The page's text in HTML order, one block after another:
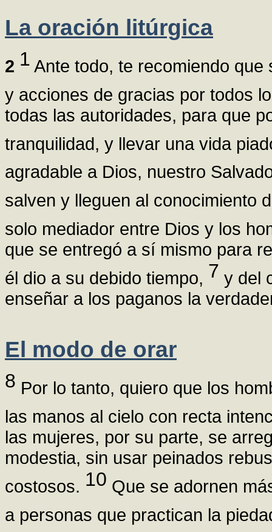
La oración litúrgica
2 1 Ante todo, te recomiendo
y acciones de gracias por todos
todas las autoridades, para que
tranquilidad, y llevar una vida
agradable a Dios, nuestro
salven y lleguen al conocimiento
solo mediador entre Dios y los
que se entregó a sí mismo para
él dio a su debido tiempo, 7 y del
enseñar a los paganos la
El modo de orar
8 Por lo tanto, quiero que los
las manos al cielo con recta
las mujeres, por su parte, se
modestia, sin usar peinados
costosos. 10 Que se adornen
a personas que practican la